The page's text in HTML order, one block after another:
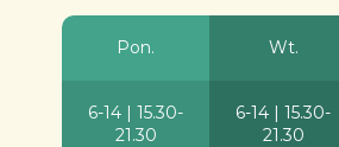
Pon. Wt.
6-14 | 15.30-
21.30
6-14 | 15.30-
21.30